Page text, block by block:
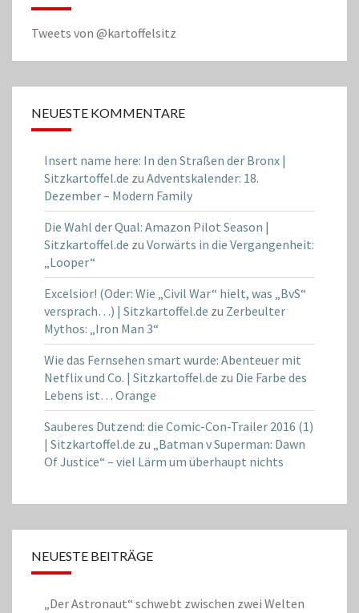
Tweets von @kartoffelsitz
NEUESTE KOMMENTARE
Insert name here: In den Straßen der Bronx |
Sitzkartoffel.de zu Adventskalender: 18.
Dezember – Modern Family
Die Wahl der Qual: Amazon Pilot Season |
Sitzkartoffel.de zu Vorwärts in die Vergangenheit:
„Looper“
Excelsior! (Oder: Wie „Civil War“ hielt, was „BvS“
versprach…) | Sitzkartoffel.de zu Zerbeulter
Mythos: „Iron Man 3“
Wie das Fernsehen smart wurde: Abenteuer mit
Netflix und Co. | Sitzkartoffel.de zu Die Farbe des
Lebens ist… Orange
Sauberes Dutzend: die Comic-Con-Trailer 2016 (1)
| Sitzkartoffel.de zu „Batman v Superman: Dawn
Of Justice“ – viel Lärm um überhaupt nichts
NEUESTE BEITRÄGE
„Der Astronaut“ schwebt zwischen zwei Welten